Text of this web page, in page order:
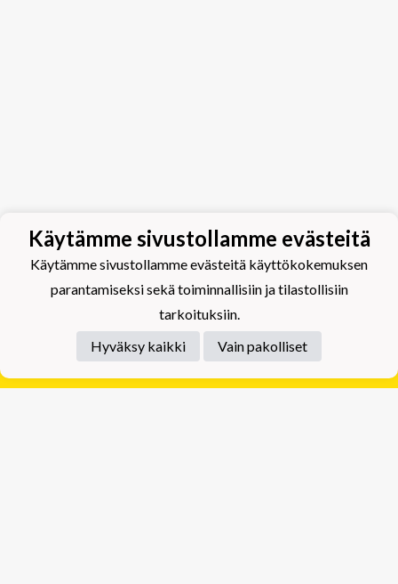
Tietosuojaseloste
Käytämme sivustollamme evästeitä
Käytämme sivustollamme evästeitä käyttökokemuksen
parantamiseksi sekä toiminnallisiin ja tilastollisiin
tarkoituksiin.
Hyväksy kaikki
Vain pakolliset